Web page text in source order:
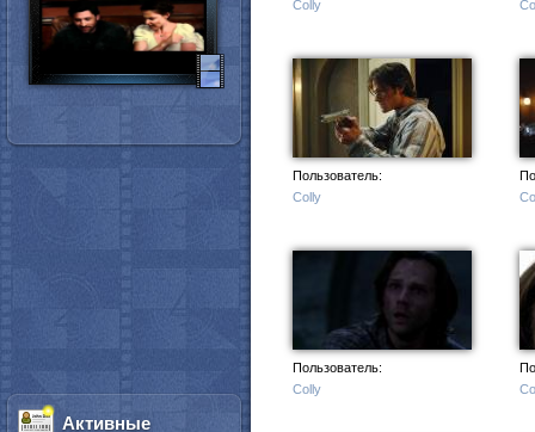
Colly
Пользователь:
Colly
Пользователь:
Colly
Активные